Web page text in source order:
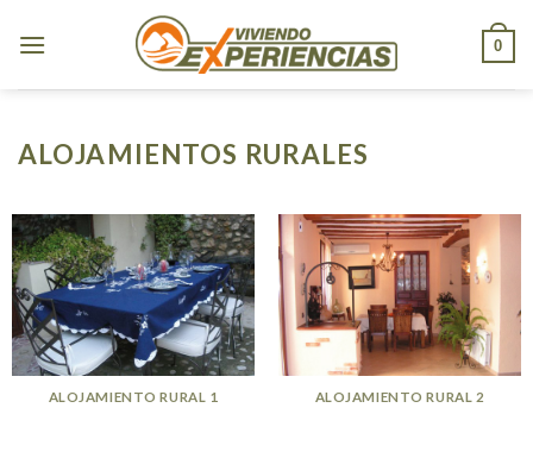
0
ALOJAMIENTOS RURALES
ALOJAMIENTO RURAL 1 ALOJAMIENTO RURAL 2